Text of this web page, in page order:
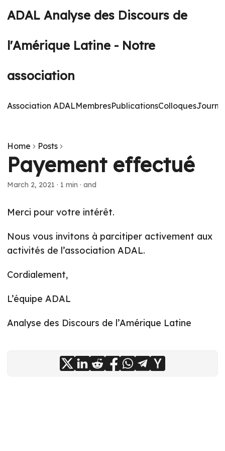
ADAL Analyse des Discours de
l'Amérique Latine - Notre
association
Association ADALMembresPublicationsColloques
Home Posts
Payement effectué
March 2, 2021 · 1 min · and
Merci pour votre intérêt.
Nous vous invitons à parcitiper activement aux
activités de l’association ADAL.
Cordialement,
L’équipe ADAL
Analyse des Discours de l’Amérique Latine